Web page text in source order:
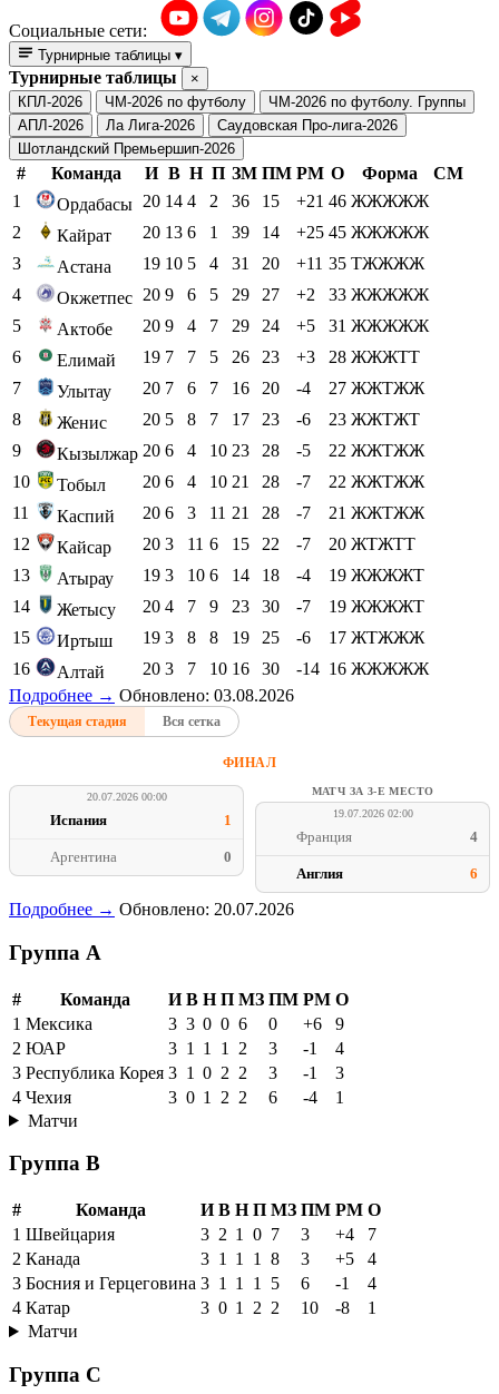
Социальные сети:
Турнирные таблицы ▾
Турнирные таблицы
×
КПЛ-2026
ЧМ-2026 по футболу
ЧМ-2026 по футболу. Группы
АПЛ-2026
Ла Лига-2026
Саудовская Про-лига-2026
Шотландский Премьершип-2026
# Команда И В Н П ЗМ ПМ РМ О Форма
СМ
1
Ордабасы 20 14 4 2 36 15 +21 46 ЖЖЖЖЖ
2
Кайрат 20 13 6 1 39 14 +25 45 ЖЖЖЖЖ
3
Астана 19 10 5 4 31 20 +11 35 ТЖЖЖЖ
4
Окжетпес 20 9 6 5 29 27 +2 33 ЖЖЖЖЖ
5
Актобе 20 9 4 7 29 24 +5 31 ЖЖЖЖЖ
6
Елимай 19 7 7 5 26 23 +3 28 ЖЖЖТТ
7
Улытау 20 7 6 7 16 20 -4 27 ЖЖТЖЖ
8
Женис 20 5 8 7 17 23 -6 23 ЖЖТЖТ
9
Кызылжар 20 6 4 10 23 28 -5 22 ЖЖТЖЖ
10
Тобыл 20 6 4 10 21 28 -7 22 ЖЖТЖЖ
11
Каспий 20 6 3 11 21 28 -7 21 ЖЖТЖЖ
12
Кайсар 20 3 11 6 15 22 -7 20 ЖТЖТТ
13
Атырау 19 3 10 6 14 18 -4 19 ЖЖЖЖТ
14
Жетысу 20 4 7 9 23 30 -7 19 ЖЖЖЖТ
15
Иртыш 19 3 8 8 19 25 -6 17 ЖТЖЖЖ
16
Алтай 20 3 7 10 16 30 -14 16 ЖЖЖЖЖ
Подробнее → Обновлено: 03.08.2026
Текущая стадия Вся сетка
ФИНАЛ
20.07.2026 00:00
Испания 1
Аргентина 0
МАТЧ ЗА 3-Е МЕСТО
19.07.2026 02:00
Франция 4
Англия 6
Подробнее → Обновлено: 20.07.2026
Группа A
# Команда И В Н П МЗ ПМ РМ О
1 Мексика 3 3 0 0 6 0 +6
9
2 ЮАР 3 1 1 1 2 3 -1
4
3 Республика Корея 3 1 0 2 2 3 -1
3
4 Чехия 3 0 1 2 2 6 -4
1
Матчи
Группа B
# Команда И В Н П МЗ ПМ РМ О
1 Швейцария 3 2 1 0 7 3 +4
7
2 Канада 3 1 1 1 8 3 +5
4
3 Босния и Герцеговина 3 1 1 1 5 6 -1
4
4 Катар 3 0 1 2 2 10 -8
1
Матчи
Группа C